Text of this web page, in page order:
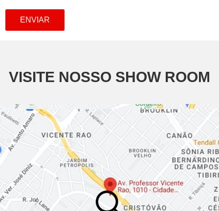
VISITE NOSSO SHOW ROOM